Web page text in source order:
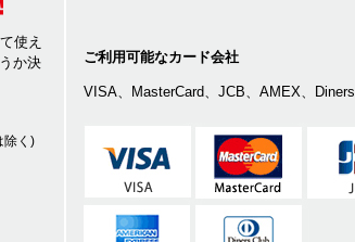
使え
か決
除く)
ご利用可能なカード会社
VISA、MasterCard、JCB、AMEX、Diners